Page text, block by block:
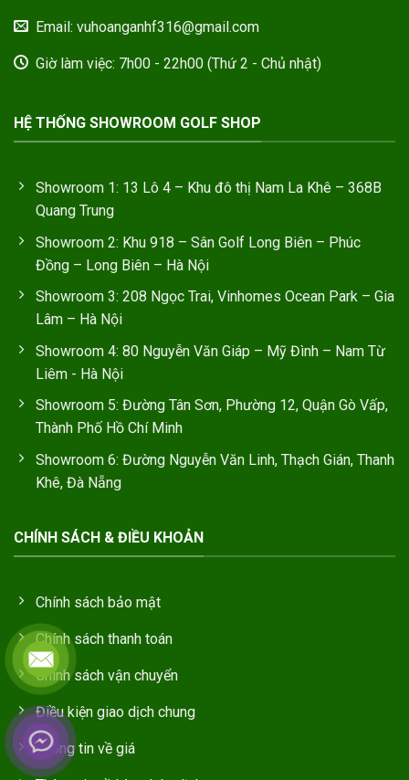
Email: vuhoanganhf316@gmail.com
Giờ làm việc: 7h00 - 22h00 (Thứ 2 - Chủ nhật)
HỆ THỐNG SHOWROOM GOLF SHOP
Showroom 1: 13 Lô 4 – Khu đô thị Nam La Khê – 368B
Quang Trung
Showroom 2: Khu 918 – Sân Golf Long Biên – Phúc
Đồng – Long Biên – Hà Nội
Showroom 3: 208 Ngọc Trai, Vinhomes Ocean Park – Gia
Lâm – Hà Nội
Showroom 4: 80 Nguyễn Văn Giáp – Mỹ Đình – Nam Từ
Liêm - Hà Nội
Showroom 5: Đường Tân Sơn, Phường 12, Quận Gò Vấp,
Thành Phố Hồ Chí Minh
Showroom 6: Đường Nguyễn Văn Linh, Thạch Gián, Thanh
Khê, Đà Nẵng
CHÍNH SÁCH & ĐIỀU KHOẢN
Chính sách bảo mật
Chính sách thanh toán
Chính sách vận chuyển
Điều kiện giao dịch chung
Thông tin về giá